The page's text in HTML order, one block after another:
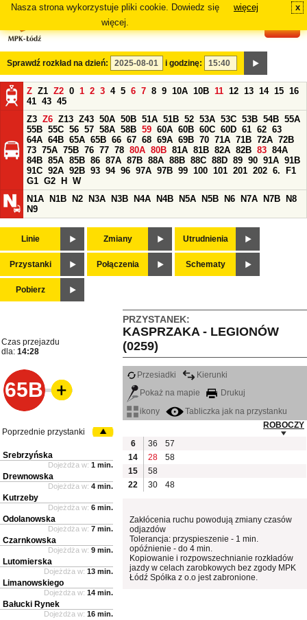
Nasza strona wykorzystuje pliki cookie. Dowiedz się
więcej.
więcej x
Sprawdź rozkład na dzień: i godzinę:
Z Z1 Z2 0 1 2 3 4 5 6 7 8 9 10A 10B 11 12 13 14 15 16
41 43 45
Z3 Z6 Z13 Z43 50A 50B 51A 51B 52 53A 53C 53B 54B 55A
55B 55C 56 57 58A 58B 59 60A 60B 60C 60D 61 62 63
64A 64B 65A 65B 66 67 68 69A 69B 70 71A 71B 72A 72B
73 75A 75B 76 77 78 80A 80B 81A 81B 82A 82B 83 84A
84B 85A 85B 86 87A 87B 88A 88B 88C 88D 89 90 91A 91B
91C 92A 92B 93 94 96 97A 97B 99 100 101 201 202 6.
F1
G1 G2 H
W
N1A
N1B N2 N3A N3B N4A N4B N5A N5B N6 N7A N7B
N8
N9
Linie Zmiany Utrudnienia
Przystanki Połączenia Schematy
Pobierz
PRZYSTANEK:
KASPRZAKA - LEGIONÓW
(0259)
Czas przejazdu
dla: 14:28
65B
Przesiadki
Kierunki
Pokaż na mapie
Drukuj
ikony
Tabliczka jak na przystanku
ROBOCZY
6
36
57
14
28
58
15
58
22
30 48
Zakłócenia ruchu powodują zmiany czasów
odjazdów
Tolerancja: przyspieszenie - 1 min.
opóźnienie - do 4 min.
Kopiowanie i rozpowszechnianie rozkładów
jazdy w celach zarobkowych bez zgody MPK
Łódź Spółka z o.o jest zabronione.
Poprzednie przystanki
Srebrzyńska
Dojeżdża w: 1 min.
Drewnowska
Dojeżdża w: 4 min.
Kutrzeby
Dojeżdża w: 6 min.
Odolanowska
Dojeżdża w: 7 min.
Czarnkowska
Dojeżdża w: 9 min.
Lutomierska
Dojeżdża w: 13 min.
Limanowskiego
Dojeżdża w: 14 min.
Bałucki Rynek
Dojeżdża w: 16 min.